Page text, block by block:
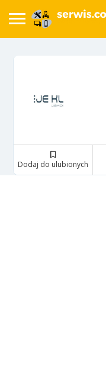
Dodaj do ulubionych